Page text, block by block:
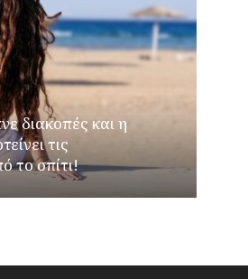
διακοπές και η
τις
το σπίτι!